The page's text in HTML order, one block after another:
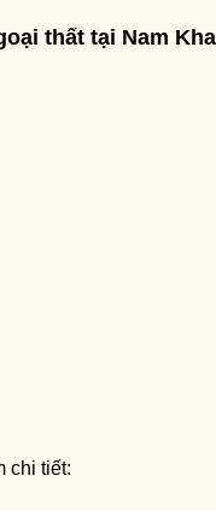
thất tại Nam
chi tiết: